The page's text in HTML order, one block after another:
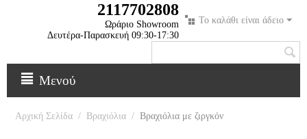
Το καλάθι είναι άδειο
2117702808
Ωράριο Showroom
Δευτέρα-Παρασκευή 09:30-17:30
Μενού
Αρχική Σελίδα / Βραχιόλια / Βραχιόλια με ζιργκόν